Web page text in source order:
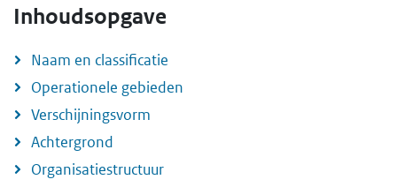
Inhoudsopgave
Naam en classificatie
Operationele gebieden
Verschijningsvorm
Achtergrond
Organisatiestructuur